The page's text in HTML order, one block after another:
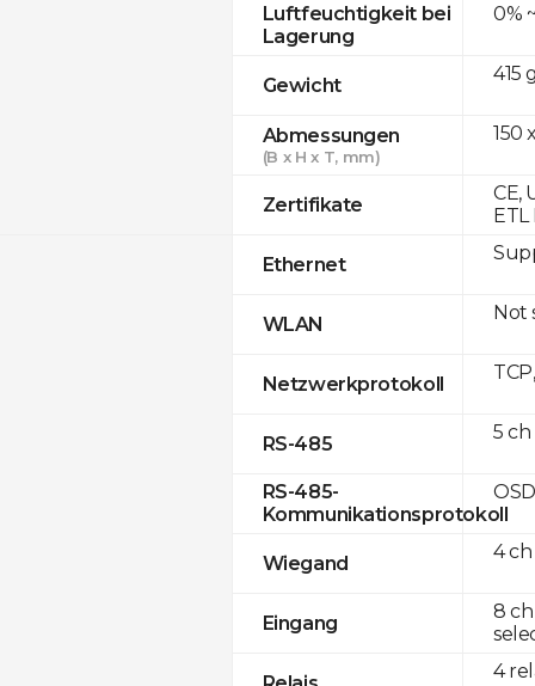
Luftfeuchtigkeit bei
Lagerung
Gewicht
Abmessungen
(B x H x T, mm)
Zertifikate
Ethernet
WLAN
Netzwerkprotokoll
RS-485
RS-485-
Kommunikationsprotokoll
Wiegand
Eingang
0%
415
150
CE,
ETL
Not
5 ch
4 ch
8
4